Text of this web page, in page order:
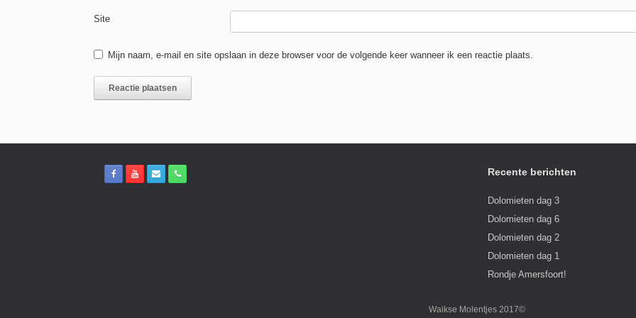
Site
Mijn naam, e-mail en site opslaan in deze browser voor de volgende keer wanneer ik een reactie plaats.
Recente berichten
Dolomieten dag 3
Dolomieten dag 6
Dolomieten dag 2
Dolomieten dag 1
Rondje Amersfoort!
Waikse Molentjes 2017©